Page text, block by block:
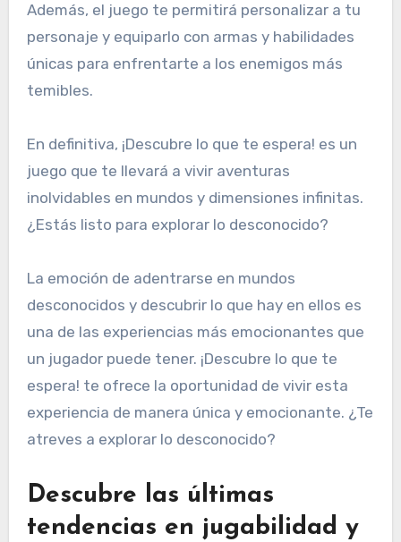
Además, el juego te permitirá personalizar a tu
personaje y equiparlo con armas y habilidades
únicas para enfrentarte a los enemigos más
temibles.
En definitiva, ¡Descubre lo que te espera! es un
juego que te llevará a vivir aventuras
inolvidables en mundos y dimensiones infinitas.
¿Estás listo para explorar lo desconocido?
La emoción de adentrarse en mundos
desconocidos y descubrir lo que hay en ellos es
una de las experiencias más emocionantes que
un jugador puede tener. ¡Descubre lo que te
espera! te ofrece la oportunidad de vivir esta
experiencia de manera única y emocionante. ¿Te
atreves a explorar lo desconocido?
Descubre las últimas
tendencias en jugabilidad y